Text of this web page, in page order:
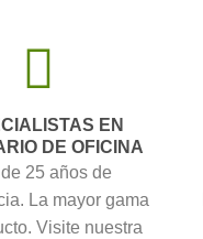
EN
DE OFICINA
25 años de
La mayor gama
Visite nuestra